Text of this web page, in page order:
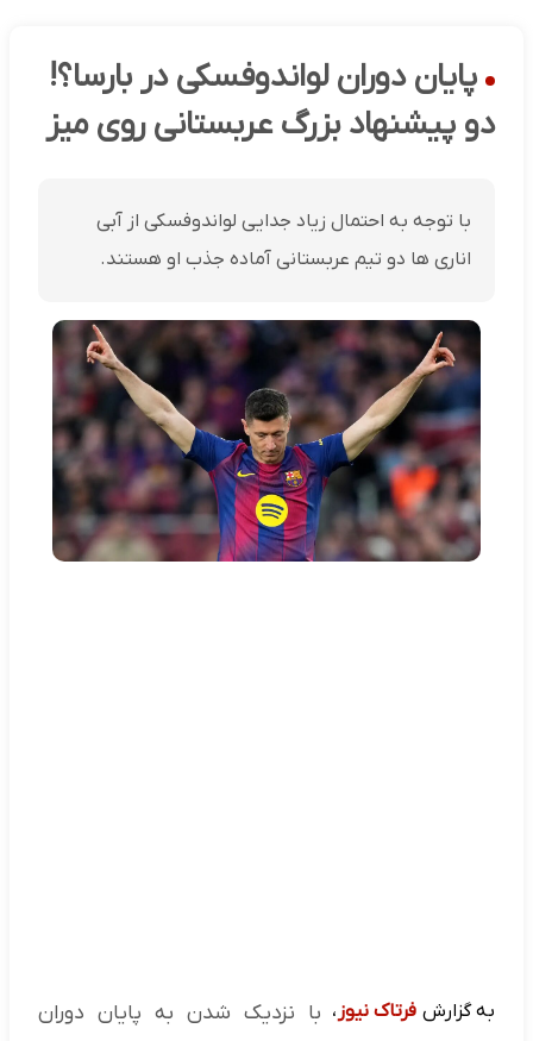
پایان دوران لواندوفسکی در بارسا؟!
دو پیشنهاد بزرگ عربستانی روی میز
با توجه به احتمال زیاد جدایی لواندوفسکی از آبی
اناری ها دو تیم عربستانی آماده جذب او هستند.
به گزارش فرتاک نیوز ، با نزدیک شدن به پایان دوران